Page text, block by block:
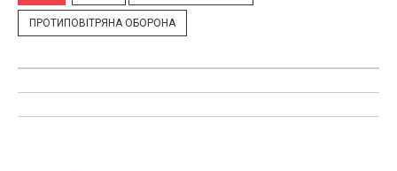
ПРОТИПОВІТРЯНА ОБОРОНА